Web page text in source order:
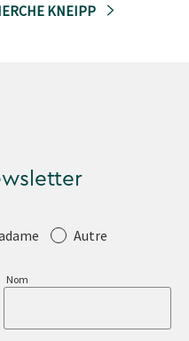
KNEIPP
Autre
Nom